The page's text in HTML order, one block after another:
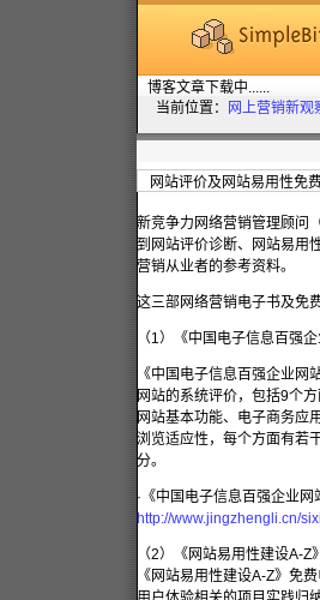
博客文章下载中......
当前位置：
网上营销新观
网站评价及网站易用性免
新竞争力网络营销管理顾问
到网站评价诊断、网站易用
营销从业者的参考资料。
这三部网络营销电子书及免
（1）《中国电子信息百强
《中国电子信息百强企业
网站的系统评价，包括9个
网站基本功能、电子商务应
浏览适应性，每个方面有若
分。
·《中国电子信息百强企业
http://www.jingzhengli.cn/
（2）《网站易用性建设A-Z
《网站易用性建设A-Z》免